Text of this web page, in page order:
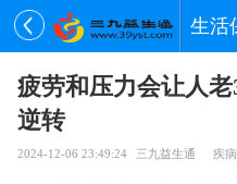
生活
疲劳和压力会让人
逆转
2024-12-06 23:49:24 三九益生通 疾